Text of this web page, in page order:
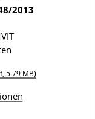
2013
5.79 MB)